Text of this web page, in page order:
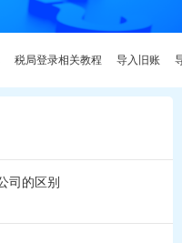
税局登录相关教程 导入旧账
司的区别